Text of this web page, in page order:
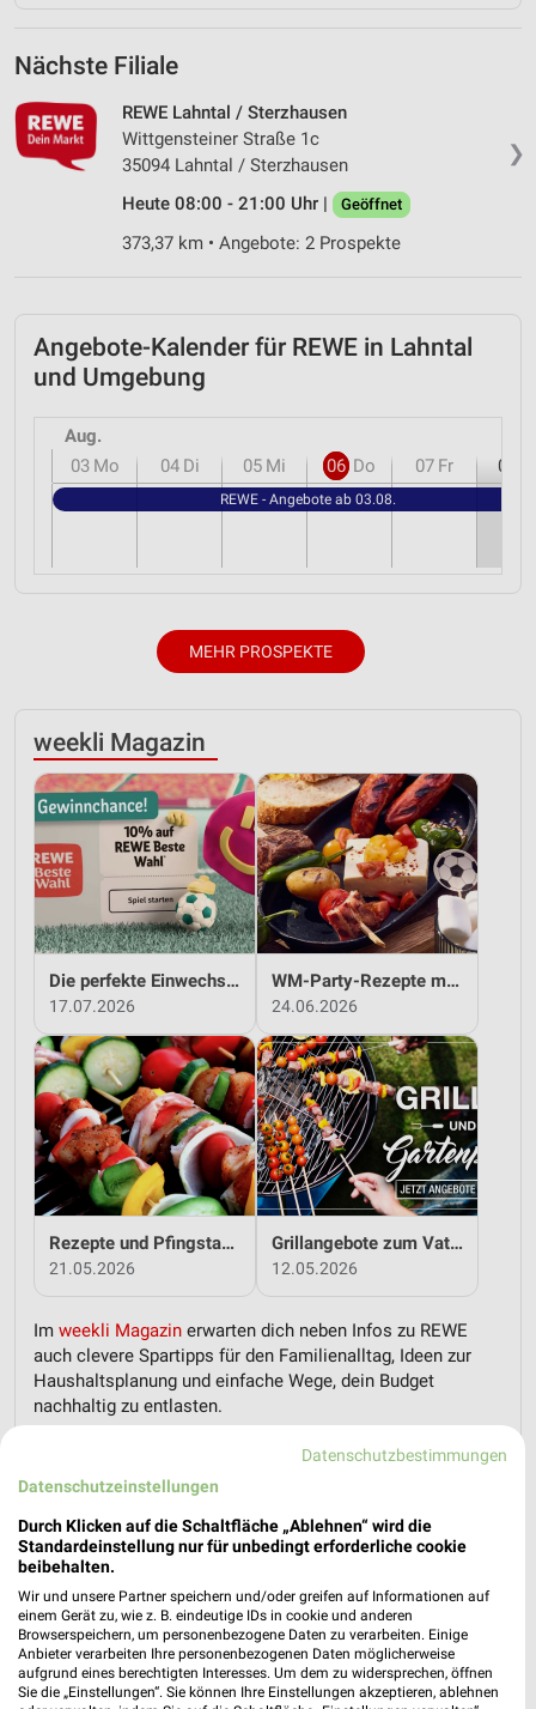
Nächste Filiale
❯
REWE Lahntal / Sterzhausen
Wittgensteiner Straße 1c
35094 Lahntal / Sterzhausen
Heute 08:00 - 21:00 Uhr |
Geöffnet
373,37 km • Angebote: 2 Prospekte
Angebote-Kalender für REWE in Lahntal
und Umgebung
Aug.
03 Mo 04 Di 05 Mi 06 Do 07 Fr 08
REWE - Angebote ab 03.08.
MEHR PROSPEKTE
weekli Magazin
Die perfekte Einwechslung: Dein Fan-Bonus!*
17.07.2026
WM-Party-Rezepte mit REWE!
24.06.2026
Rezepte und Pfingstangebote bei REWE!
21.05.2026
Grillangebote zum Vatertag bei REWE!
12.05.2026
Im weekli Magazin erwarten dich neben Infos zu REWE
auch clevere Spartipps für den Familienalltag, Ideen zur
Haushaltsplanung und einfache Wege, dein Budget
nachhaltig zu entlasten.
weekli - Prospekte & Angebote App
Alle REWE Angebote immer griffbereit – mit der kostenlosen
weekli App für iOS & Android.
✔Standortgenaue Angebote
Datenschutzbestimmungen
Datenschutzeinstellungen
Durch Klicken auf die Schaltfläche „Ablehnen“ wird die
Standardeinstellung nur für unbedingt erforderliche cookie
beibehalten.
Wir und unsere Partner speichern und/oder greifen auf Informationen auf
einem Gerät zu, wie z. B. eindeutige IDs in cookie und anderen
Browserspeichern, um personenbezogene Daten zu verarbeiten. Einige
Anbieter verarbeiten Ihre personenbezogenen Daten möglicherweise
aufgrund eines berechtigten Interesses. Um dem zu widersprechen, öffnen
Sie die „Einstellungen“. Sie können Ihre Einstellungen akzeptieren, ablehnen